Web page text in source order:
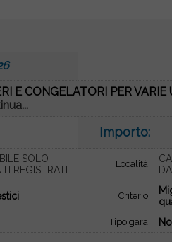
E CONGELATORI PER VARIE
Importo:
SOLO
REGISTRATI
Località:
Criterio:
Tipo gara: